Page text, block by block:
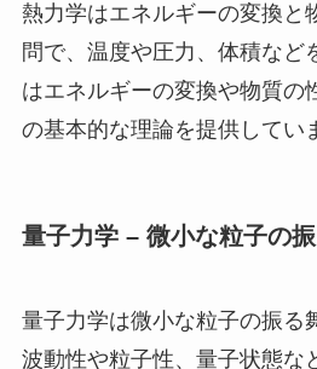
熱力学はエネルギーの変換と
問で、温度や圧力、体積など
はエネルギーの変換や物質の
の基本的な理論を提供してい
量子力学 – 微小な粒子の
量子力学は微小な粒子の振る
波動性や粒子性、量子状態な